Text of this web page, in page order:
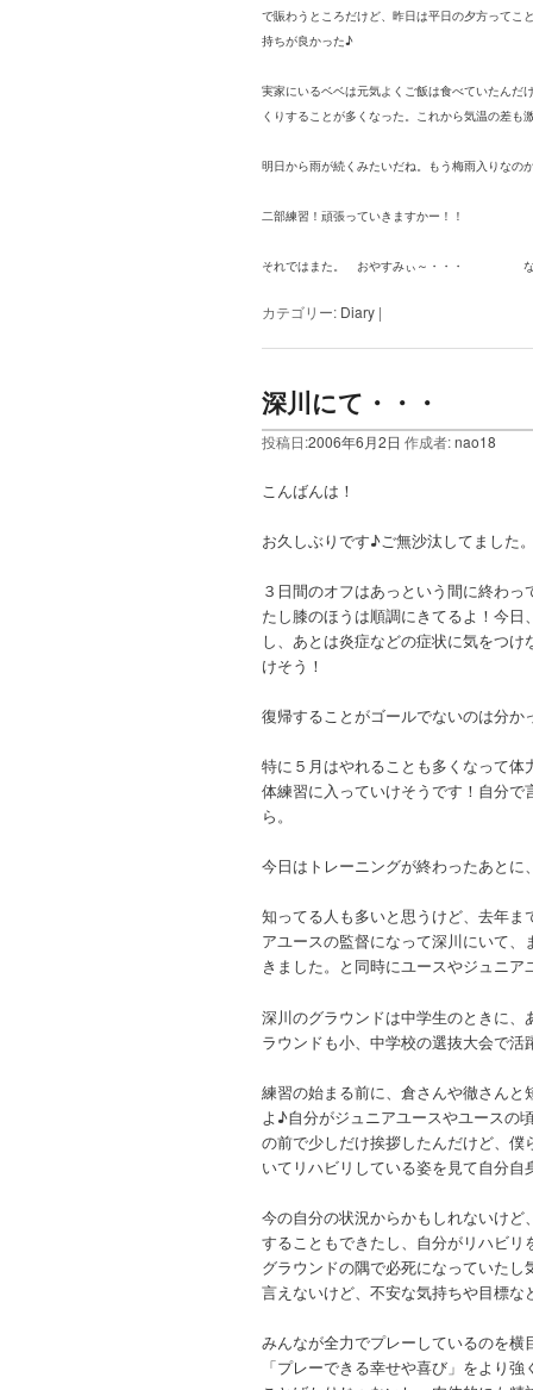
で賑わうところだけど、昨日は平日の夕方ってこ
持ちが良かった♪
実家にいるベベは元気よくご飯は食べていたん
くりすることが多くなった。これから気温の差
明日から雨が続くみたいだね。もう梅雨入りなの
二部練習！頑張っていきますかー！！
それではまた。 おやすみぃ～・・・ な
カテゴリー: Diary |
深川にて・・・
投稿日:2006年6月2日 作成者:nao18
こんばんは！
お久しぶりです♪ご無沙汰してました
３日間のオフはあっという間に終わ
たし膝のほうは順調にきてるよ！今
し、あとは炎症などの症状に気をつ
けそう！
復帰することがゴールでないのは分
特に５月はやれることも多くなって
体練習に入っていけそうです！自分
ら。
今日はトレーニングが終わったあと
知ってる人も多いと思うけど、去年
アユースの監督になって深川にいて
きました。と同時にユースやジュニ
深川のグラウンドは中学生のときに
ラウンドも小、中学校の選抜大会で
練習の始まる前に、倉さんや徹さん
よ♪自分がジュニアユースやユースの
の前で少しだけ挨拶したんだけど、
いてリハビリしている姿を見て自分
今の自分の状況からかもしれないけ
することもできたし、自分がリハビ
グラウンドの隅で必死になっていた
言えないけど、不安な気持ちや目標
みんなが全力でプレーしているのを
「プレーできる幸せや喜び」をより